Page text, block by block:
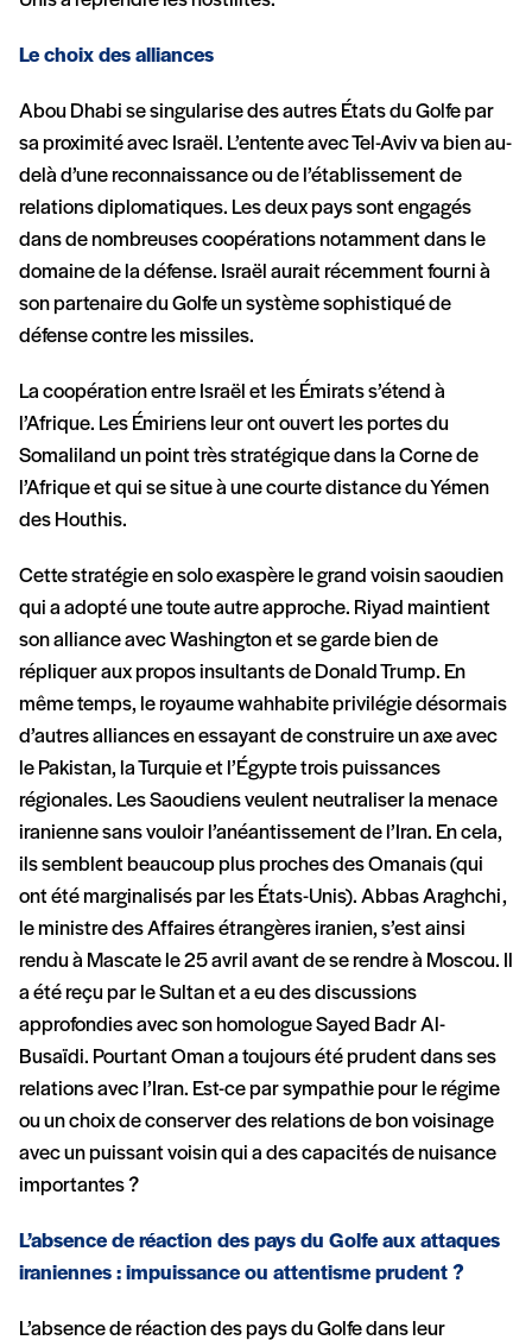
Le choix des alliances
Abou Dhabi se singularise des autres États du Golfe par
sa proximité avec Israël. L’entente avec Tel-Aviv va bien au-
delà d’une reconnaissance ou de l’établissement de
relations diplomatiques. Les deux pays sont engagés
dans de nombreuses coopérations notamment dans le
domaine de la défense. Israël aurait récemment fourni à
son partenaire du Golfe un système sophistiqué de
défense contre les missiles.
La coopération entre Israël et les Émirats s’étend à
l’Afrique. Les Émiriens leur ont ouvert les portes du
Somaliland un point très stratégique dans la Corne de
l’Afrique et qui se situe à une courte distance du Yémen
des Houthis.
Cette stratégie en solo exaspère le grand voisin saoudien
qui a adopté une toute autre approche. Riyad maintient
son alliance avec Washington et se garde bien de
répliquer aux propos insultants de Donald Trump. En
même temps, le royaume wahhabite privilégie désormais
d’autres alliances en essayant de construire un axe avec
le Pakistan, la Turquie et l’Égypte trois puissances
régionales. Les Saoudiens veulent neutraliser la menace
iranienne sans vouloir l’anéantissement de l’Iran. En cela,
ils semblent beaucoup plus proches des Omanais (qui
ont été marginalisés par les États-Unis). Abbas Araghchi,
le ministre des Affaires étrangères iranien, s’est ainsi
rendu à Mascate le 25 avril avant de se rendre à Moscou. Il
a été reçu par le Sultan et a eu des discussions
approfondies avec son homologue Sayed Badr Al-
Busaïdi. Pourtant Oman a toujours été prudent dans ses
relations avec l’Iran. Est-ce par sympathie pour le régime
ou un choix de conserver des relations de bon voisinage
avec un puissant voisin qui a des capacités de nuisance
importantes ?
L’absence de réaction des pays du Golfe aux attaques
iraniennes : impuissance ou attentisme prudent ?
L’absence de réaction des pays du Golfe dans leur